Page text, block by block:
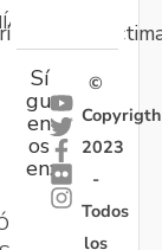
Sí
gu
en
os
en:
©
Copyrigth
2023
-
Todos
los